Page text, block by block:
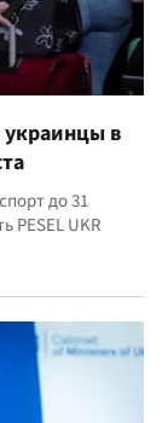
украинцы в
до 31
PESEL UKR